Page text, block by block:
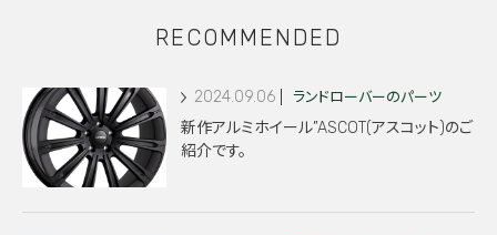
RECOMMENDED
2024.09.06 ランドローバーのパーツ
新作アルミホイール”ASCOT(アスコット)のご
紹介です。